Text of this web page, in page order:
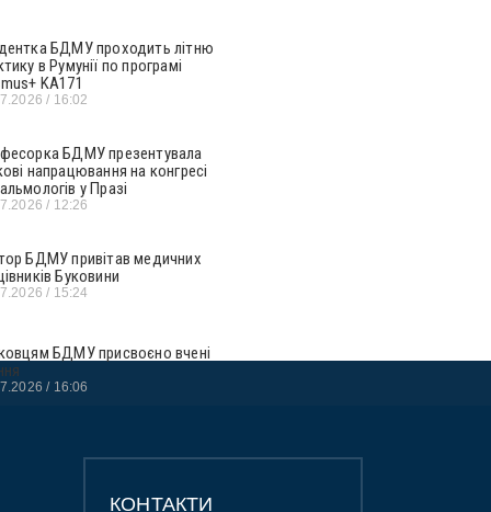
БДМУ проходить літню
в Румунії по програмі
KA171
16:02
БДМУ презентувала
напрацювання на конгресі
у Празі
12:26
БДМУ привітав медичних
Буковини
15:24
БДМУ присвоєно вчені
16:06
КОНТАКТИ